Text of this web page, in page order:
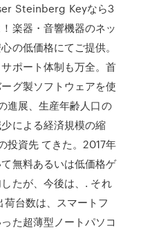
Steinberg Keyなら3
楽器・音響機器のネッ
の低価格にてご提供。
ポート体制も万全。首
グ製ソフトウェアを使
進展、生産年齢人口の
による経済規模の縮
投資先 てきた。2017年
無料あるいは低価格ゲ
たが、今後は、. それ
台数は、スマートフ
た超薄型ノートパソコ